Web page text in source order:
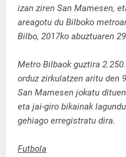
izan ziren San Mamesen,
areagotu du Bilboko
Bilbo, 2017ko abuztuaren
Metro Bilbaok guztira
orduz zirkulatzen aritu den
San Mamesen jokatu
eta jai-giro bikainak
gehiago erregistratu dira.
Futbola